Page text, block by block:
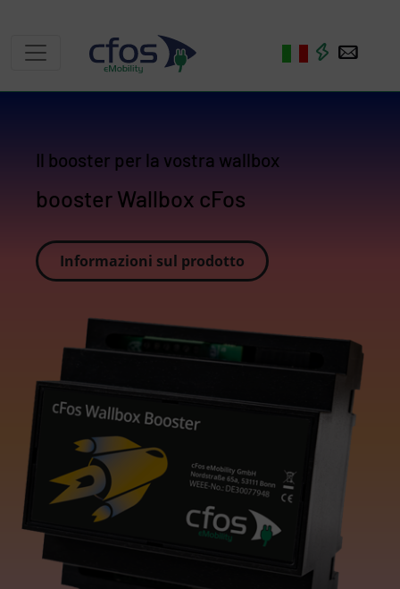
Il booster per la vostra wallbox
booster Wallbox cFos
Informazioni sul prodotto